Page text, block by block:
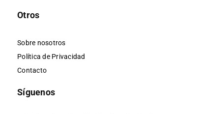
Otros
Sobre nosotros
Política de Privacidad
Contacto
Síguenos